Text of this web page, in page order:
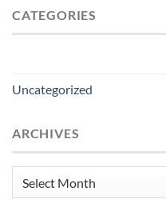
CATEGORIES
Uncategorized
ARCHIVES
Archives